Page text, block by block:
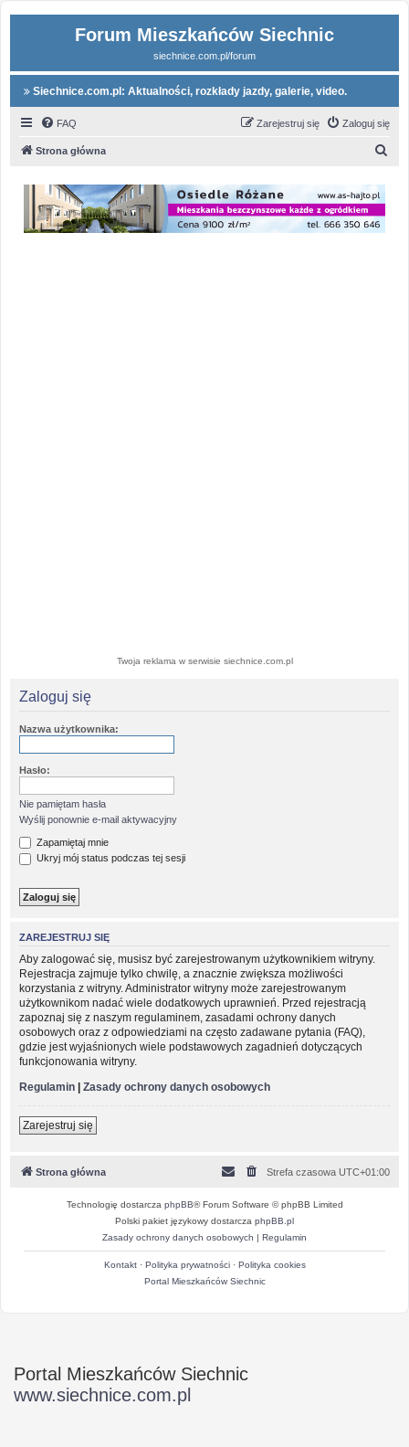
Forum Mieszkańców Siechnic
siechnice.com.pl/forum
Siechnice.com.pl: Aktualności, rozkłady jazdy, galerie, video.
FAQ Zaloguj się
Zarejestruj się
Strona główna
Twoja reklama w serwisie siechnice.com.pl
Zaloguj się
Nazwa użytkownika:
Hasło:
Nie pamiętam hasła
Wyślij ponownie e-mail aktywacyjny
Zapamiętaj mnie
Ukryj mój status podczas tej sesji
ZAREJESTRUJ SIĘ
Aby zalogować się, musisz być zarejestrowanym użytkownikiem witryny.
Rejestracja zajmuje tylko chwilę, a znacznie zwiększa możliwości
korzystania z witryny. Administrator witryny może zarejestrowanym
użytkownikom nadać wiele dodatkowych uprawnień. Przed rejestracją
zapoznaj się z naszym regulaminem, zasadami ochrony danych
osobowych oraz z odpowiedziami na często zadawane pytania (FAQ),
gdzie jest wyjaśnionych wiele podstawowych zagadnień dotyczących
funkcjonowania witryny.
Regulamin | Zasady ochrony danych osobowych
Zarejestruj się
Strona główna Strefa czasowa UTC+01:00
Technologię dostarcza phpBB® Forum Software © phpBB Limited
Polski pakiet językowy dostarcza phpBB.pl
Zasady ochrony danych osobowych | Regulamin
Kontakt· Polityka prywatności· Polityka cookies
Portal Mieszkańców Siechnic
Portal Mieszkańców Siechnic
www.siechnice.com.pl